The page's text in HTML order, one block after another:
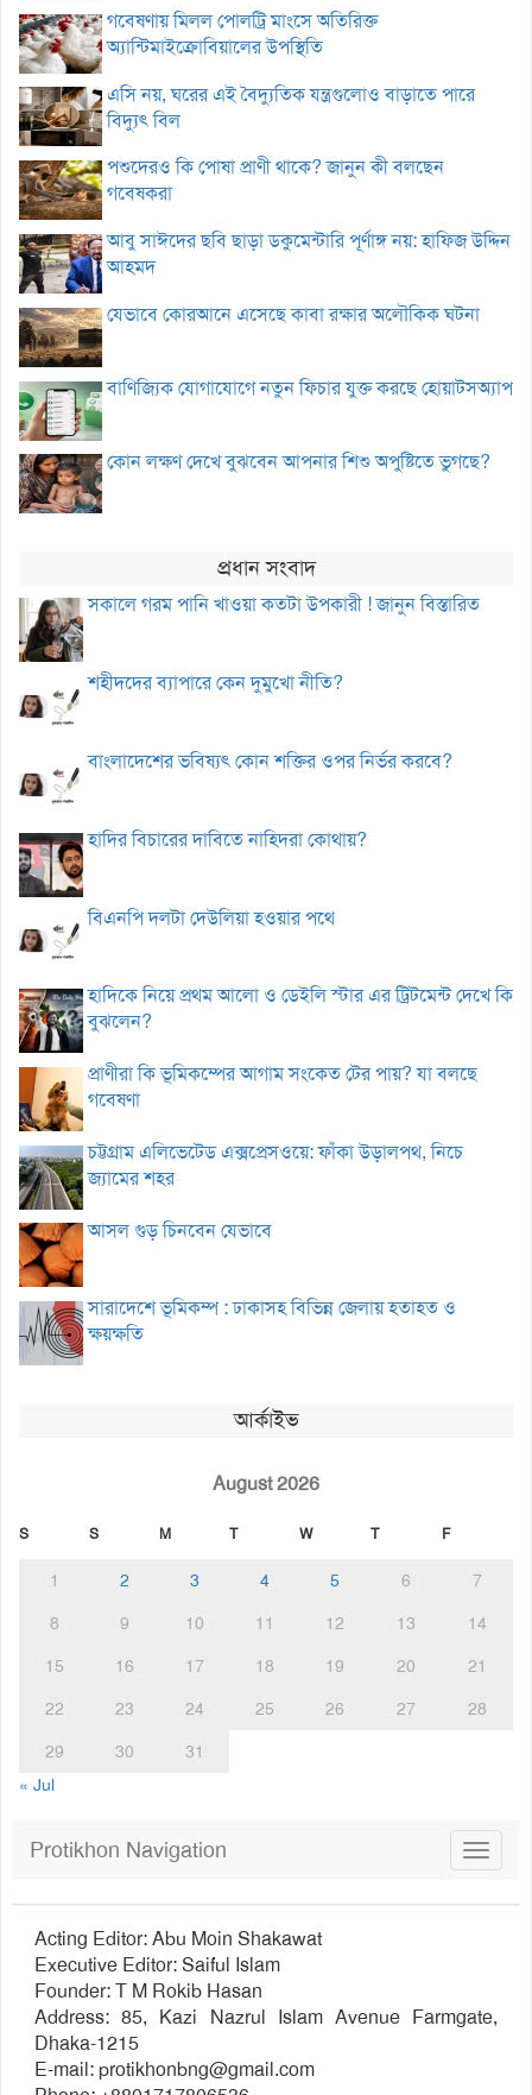
গবেষণায় মিলল পোলট্রি মাংসে অতিরিক্ত
অ্যান্টিমাইক্রোবিয়ালের উপস্থিতি
এসি নয়, ঘরের এই বৈদ্যুতিক যন্ত্রগুলোও বাড়াতে পারে
বিদ্যুৎ বিল
পশুদেরও কি পোষা প্রাণী থাকে? জানুন কী বলছেন
গবেষকরা
আবু সাঈদের ছবি ছাড়া ডকুমেন্টারি পূর্ণাঙ্গ নয়: হাফিজ উদ্দিন
আহমদ
যেভাবে কোরআনে এসেছে কাবা রক্ষার অলৌকিক ঘটনা
বাণিজ্যিক যোগাযোগে নতুন ফিচার যুক্ত করছে হোয়াটসঅ্যাপ
কোন লক্ষণ দেখে বুঝবেন আপনার শিশু অপুষ্টিতে ভুগছে?
প্রধান সংবাদ
সকালে গরম পানি খাওয়া কতটা উপকারী ! জানুন বিস্তারিত
শহীদদের ব্যাপারে কেন দুমুখো নীতি?
বাংলাদেশের ভবিষ্যৎ কোন শক্তির ওপর নির্ভর করবে?
হাদির বিচারের দাবিতে নাহিদরা কোথায়?
বিএনপি দলটা দেউলিয়া হওয়ার পথে
হাদিকে নিয়ে প্রথম আলো ও ডেইলি স্টার এর ট্রিটমেন্ট দেখে কি
বুঝলেন?
প্রাণীরা কি ভূমিকম্পের আগাম সংকেত টের পায়? যা বলছে
গবেষণা
চট্টগ্রাম এলিভেটেড এক্সপ্রেসওয়ে: ফাঁকা উড়ালপথ, নিচে
জ্যামের শহর
আসল গুড় চিনবেন যেভাবে
সারাদেশে ভূমিকম্প : ঢাকাসহ বিভিন্ন জেলায় হতাহত ও
ক্ষয়ক্ষতি
আর্কাইভ
August 2026
S S M T W T F
1 2 3 4 5 6
7
8
9 10 11 12 13
14
15
16 17 18 19 20
21
22
23 24 25 26 27
28
29
30
31
« Jul
Toggle
Protikhon Navigation
Acting Editor: Abu Moin Shakawat
Executive Editor: Saiful Islam
Founder: T M Rokib Hasan
Address: 85, Kazi Nazrul Islam Avenue Farmgate,
Dhaka-1215
E-mail:protikhonbng@gmail.com